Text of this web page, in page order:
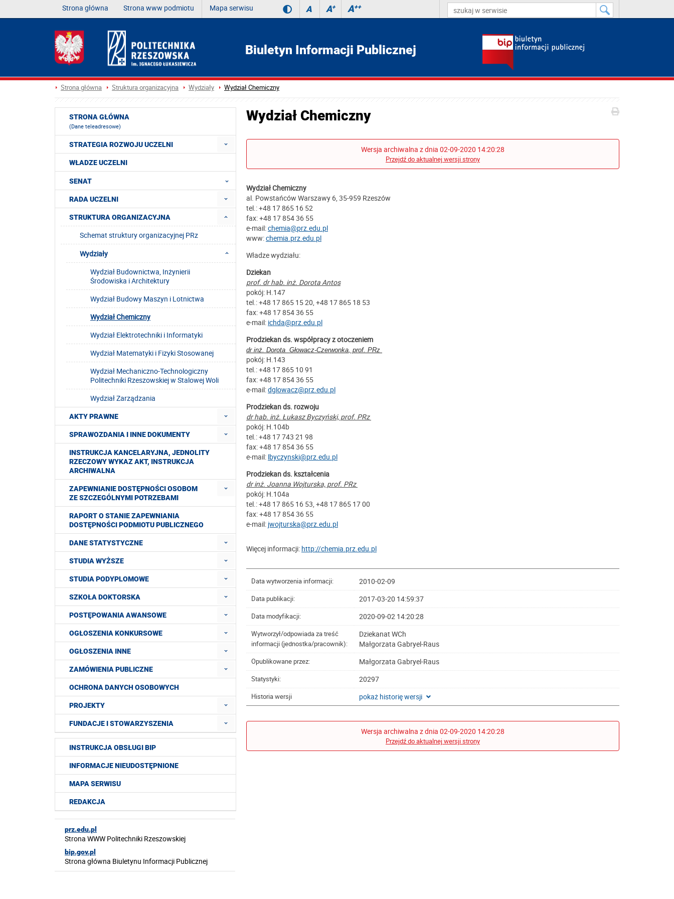
Strona główna Strona www podmiotu Mapa serwisu A A+ A++
Biuletyn Informacji Publicznej
Strona główna Struktura organizacyjna Wydziały Wydział Chemiczny
Wydział Chemiczny
Wersja archiwalna z dnia 02-09-2020 14:20:28
Przejdź do aktualnej wersji strony
Wydział Chemiczny
al. Powstańców Warszawy 6, 35-959 Rzeszów
tel.: +48 17 865 16 52
fax: +48 17 854 36 55
e-mail:chemia@prz.edu.pl
www:chemia.prz.edu.pl
Władze wydziału:
Dziekan
prof. dr hab. inż. Dorota Antos
pokój: H.147
tel.: +48 17 865 15 20, +48 17 865 18 53
fax: +48 17 854 36 55
e-mail: ichda@prz.edu.pl
Prodziekan ds. współpracy z otoczeniem
dr inż. Dorota Głowacz-Czerwonka, prof. PRz
pokój: H.143
tel.: +48 17 865 10 91
fax: +48 17 854 36 55
e-mail:dglowacz@prz.edu.pl
Prodziekan ds. rozwoju
dr hab. inż. Łukasz Byczyński, prof. PRz
pokój: H.104b
tel.: +48 17 743 21 98
fax: +48 17 854 36 55
e-mail: lbyczynski@prz.edu.pl
Prodziekan ds. kształcenia
dr inż. Joanna Wojturska, prof. PRz
pokój: H.104a
tel.: +48 17 865 16 53, +48 17 865 17 00
fax: +48 17 854 36 55
e-mail: jwojturska@prz.edu.pl
Więcej informacji: http://chemia.prz.edu.pl
Data wytworzenia informacji: 2010-02-09
Data publikacji: 2017-03-20 14:59:37
Data modyfikacji: 2020-09-02 14:20:28
Wytworzył/odpowiada za treść
informacji (jednostka/pracownik):
Dziekanat WCh
Małgorzata Gabryel-Raus
Opublikowane przez: Małgorzata Gabryel-Raus
Statystyki: 20297
Historia wersji pokaż historię wersji
Wersja archiwalna z dnia 02-09-2020 14:20:28
Przejdź do aktualnej wersji strony
STRONA GŁÓWNA
(Dane teleadresowe)
STRATEGIA ROZWOJU UCZELNI
WŁADZE UCZELNI
SENAT
RADA UCZELNI
STRUKTURA ORGANIZACYJNA
Schemat struktury organizacyjnej PRz
Wydziały
Wydział Budownictwa, Inżynierii
Środowiska i Architektury
Wydział Budowy Maszyn i Lotnictwa
Wydział Chemiczny
Wydział Elektrotechniki i Informatyki
Wydział Matematyki i Fizyki Stosowanej
Wydział Mechaniczno-Technologiczny
Politechniki Rzeszowskiej w Stalowej Woli
Wydział Zarządzania
AKTY PRAWNE
SPRAWOZDANIA I INNE DOKUMENTY
INSTRUKCJA KANCELARYJNA, JEDNOLITY
RZECZOWY WYKAZ AKT, INSTRUKCJA
ARCHIWALNA
ZAPEWNIANIE DOSTĘPNOŚCI OSOBOM
ZE SZCZEGÓLNYMI POTRZEBAMI
RAPORT O STANIE ZAPEWNIANIA
DOSTĘPNOŚCI PODMIOTU PUBLICZNEGO
DANE STATYSTYCZNE
STUDIA WYŻSZE
STUDIA PODYPLOMOWE
SZKOŁA DOKTORSKA
POSTĘPOWANIA AWANSOWE
OGŁOSZENIA KONKURSOWE
OGŁOSZENIA INNE
ZAMÓWIENIA PUBLICZNE
OCHRONA DANYCH OSOBOWYCH
PROJEKTY
FUNDACJE I STOWARZYSZENIA
INSTRUKCJA OBSŁUGI BIP
INFORMACJE NIEUDOSTĘPNIONE
MAPA SERWISU
REDAKCJA
prz.edu.pl
Strona WWW Politechniki Rzeszowskiej
bip.gov.pl
Strona główna Biuletynu Informacji Publicznej